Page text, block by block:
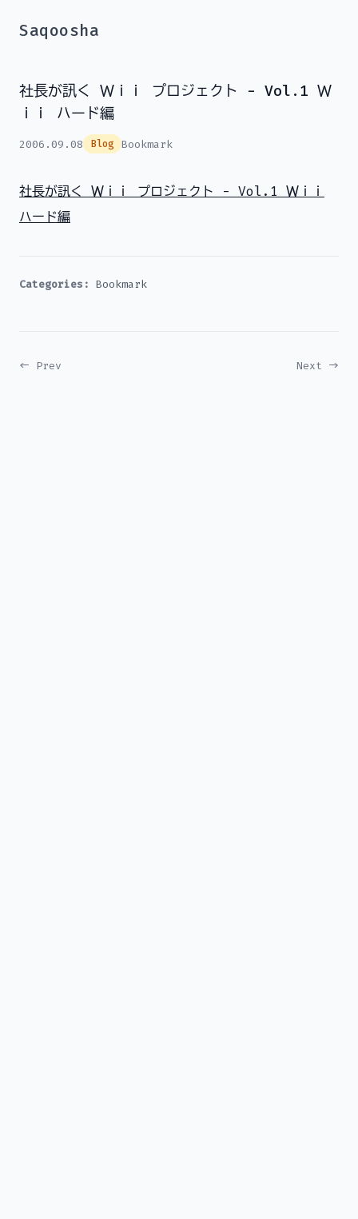
Saqoosha
社長が訊く Ｗｉｉ プロジェクト - Vol.1 Ｗ
ｉｉ ハード編
2006.09.08 Blog Bookmark
社長が訊く Ｗｉｉ プロジェクト - Vol.1 Ｗｉｉ
ハード編
Categories: Bookmark
← Prev Next →